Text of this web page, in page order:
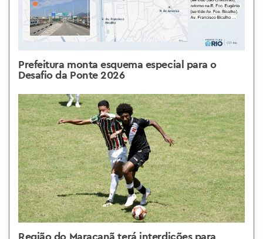
Prefeitura monta esquema especial para o
Desafio da Ponte 2026
Região do Maracanã terá interdições para